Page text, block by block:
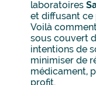
laboratoires
et diffusant ce
Voilà
sous couvert
intentions de
minimiser de
médicament,
profit.